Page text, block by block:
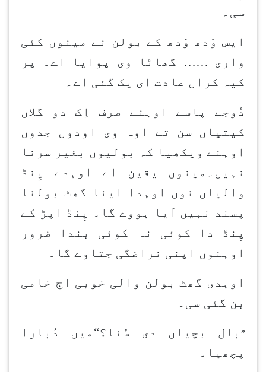
سی۔
ایس وَدھ وَدھ کے بولن نے مینوں کئی
واری …… گھاٹا وی پوایا اے۔ پر
کیہ کراں عادت ای پک گئی اے۔
دُوجے پاسے اوہنے صرف اِک دو گلاں
کیتیاں سن تے اوہ وی اودوں جدوں
اوہنے ویکھیا کہ بولیوں بغیر سرنا
نہیں۔مینوں یقین اے اوہدے پِنڈ
والیاں نوں اوہدا اینا گھٹ بولنا
پسند نہیں آیا ہووے گا۔ پِنڈ اپڑ کے
پِنڈ دا کوئی نہ کوئی بندا ضرور
اوہنوں اپنی نراضگی جتاوے گا۔
اوہدی گھٹ بولن والی خوبی اج خامی
بن گئی سی۔
” بال بچیاں دی سُنا؟“میں دُبارا
پچھیا۔